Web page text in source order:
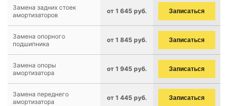
Замена задних стоек
амортизаторов
от 1 645 руб. Записаться
Замена опорного
подшипника
от 1 845 руб. Записаться
Замена опоры
амортизатора
от 1 945 руб. Записаться
Замена переднего
амортизатора
от 1 445 руб. Записаться